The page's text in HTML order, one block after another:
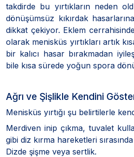
takdirde bu yırtıkların neden
dönüşümsüz kıkırdak
dikkat çekiyor. Eklem
olarak menisküs yırtıkları artık
bir kalıcı hasar bırakmadan
bile kısa sürede yoğun spora
Ağrı ve Şişlikle Kendini
Menisküs yırtığı şu belirtilerle
Merdiven inip çıkma, tuvalet
gibi diz kırma hareketleri
Dizde şişme veya sertlik.